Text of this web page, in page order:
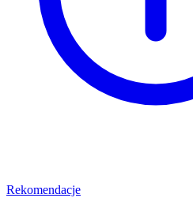
Rekomendacje